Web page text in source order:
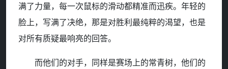
满了力量，每一次鼠标的滑动都精准而迅疾。年轻的
脸上，写满了决绝，那是对胜利最纯粹的渴望，也是
对所有质疑最响亮的回答。
而他们的对手，同样是赛场上的常青树，他们的